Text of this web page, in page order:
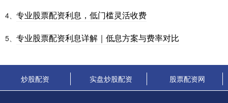
4、 专业股票配资利息，低门槛灵活收费
5、 专业股票配资利息详解｜低息方案与费率对比
炒股配资 实盘炒股配资 股票配资网